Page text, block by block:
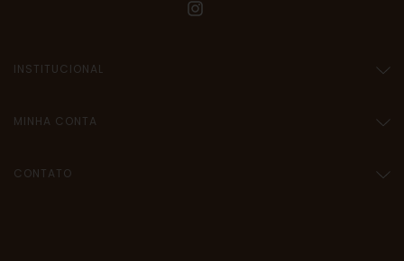
INSTITUCIONAL
MINHA CONTA
CONTATO